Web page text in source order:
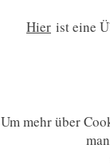
Hier ist eine
Um mehr über